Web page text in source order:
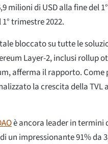
milioni di USD alla fine del
trimestre 2022.
bloccato su tutte le
Layer-2, inclusi rollup
afferma il rapporto.
la crescita della TVL
è ancora leader in termini
un impressionante 91% da